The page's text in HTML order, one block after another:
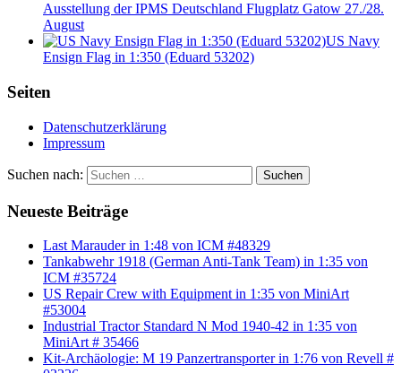
Ausstellung der IPMS Deutschland Flugplatz Gatow 27./28.
August
US Navy
Ensign Flag in 1:350 (Eduard 53202)
Seiten
Datenschutzerklärung
Impressum
Suchen nach: Suchen
Neueste Beiträge
Last Marauder in 1:48 von ICM #48329
Tankabwehr 1918 (German Anti-Tank Team) in 1:35 von
ICM #35724
US Repair Crew with Equipment in 1:35 von MiniArt
#53004
Industrial Tractor Standard N Mod 1940-42 in 1:35 von
MiniArt # 35466
Kit-Archäologie: M 19 Panzertransporter in 1:76 von Revell #